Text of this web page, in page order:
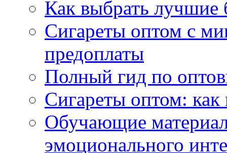
Как выбрать
Сигареты оптом с
предоплаты
Полный гид по
Сигареты оптом:
Обучающие
эмоционального